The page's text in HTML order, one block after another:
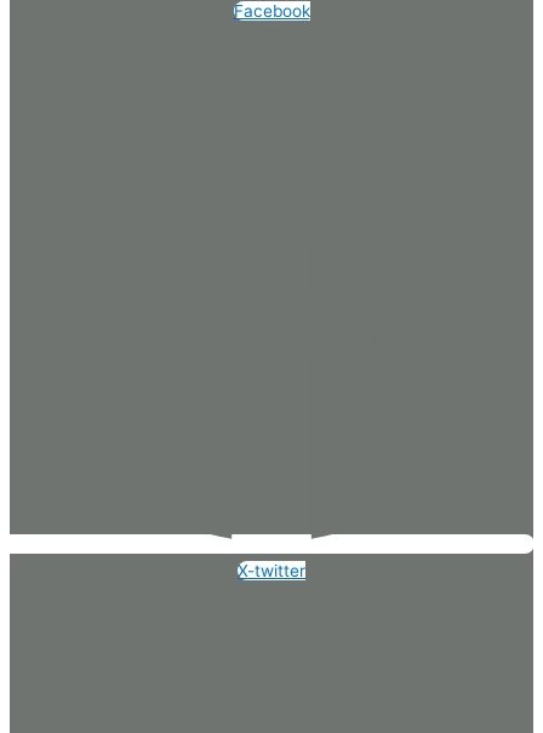
Facebook
X-twitter